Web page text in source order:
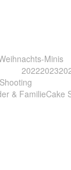
Minis
20222023
& FamilieCake